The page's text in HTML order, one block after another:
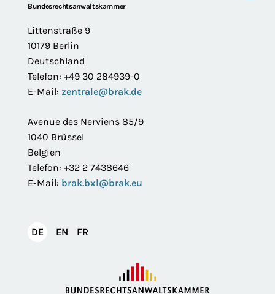
FooterBundesrechtsanwaltskammer
Littenstraße 9
10179 Berlin
Deutschland
Telefon: +49 30 284939-0
E-Mail: zentrale@brak.de
Avenue des Nerviens 85/9
1040 Brüssel
Belgien
Telefon: +32 2 7438646
E-Mail: brak.bxl@brak.eu
DEDeutsch
EN English
FR